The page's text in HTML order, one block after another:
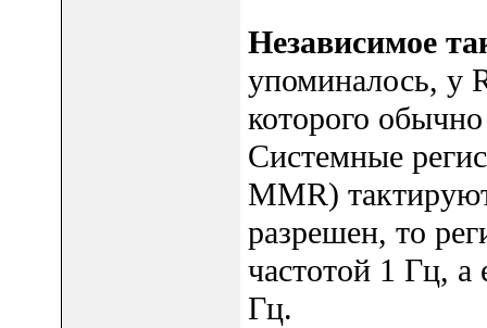
Независимое
упоминалось, у
которого
Системные
MMR)
разрешен, то
частотой 1 Гц, а
Гц.